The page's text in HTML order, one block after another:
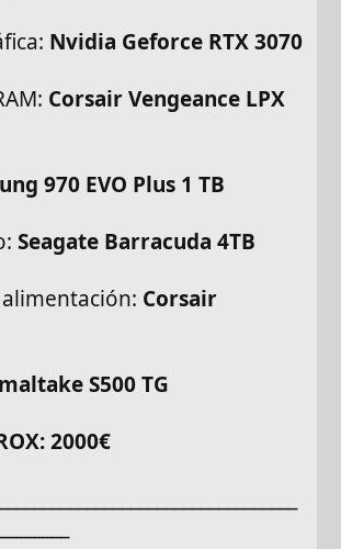
Nvidia Geforce RTX 3070
Corsair Vengeance LPX
970 EVO Plus 1 TB
Seagate Barracuda 4TB
Corsair
S500 TG
2000€